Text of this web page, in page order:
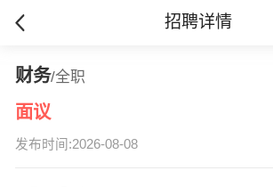
招聘详情
财务/全职
面议
发布时间:2026-08-08